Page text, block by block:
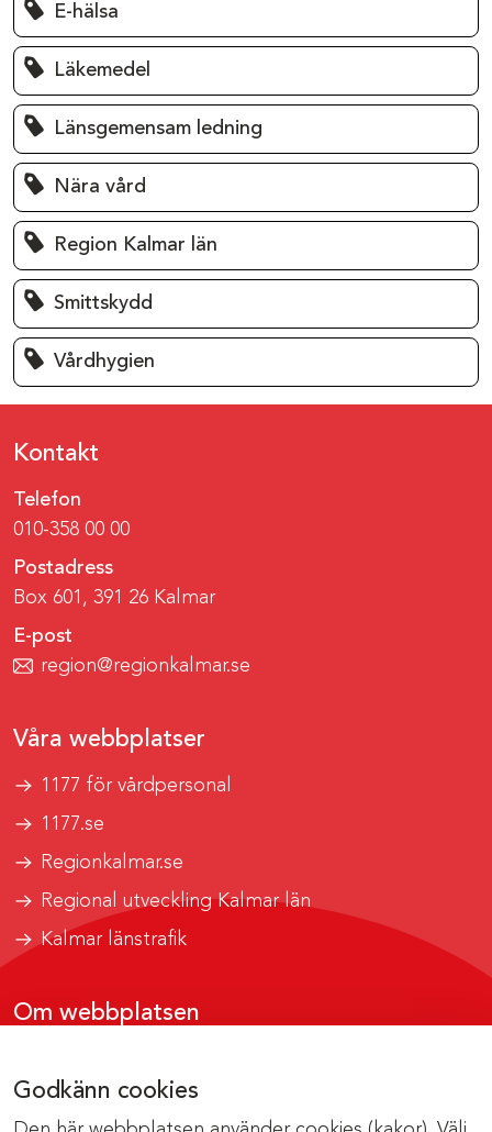
Godkänn cookies
E-hälsa
Läkemedel
Länsgemensam ledning
Nära vård
Region Kalmar län
Smittskydd
Vårdhygien
Kontakt
Telefon
010-358 00 00
Postadress
Box 601, 391 26 Kalmar
E-post
region@regionkalmar.se
Våra webbplatser
1177 för vårdpersonal
1177.se
Regionkalmar.se
Regional utveckling Kalmar län
Kalmar länstrafik
Om webbplatsen
Om cookies